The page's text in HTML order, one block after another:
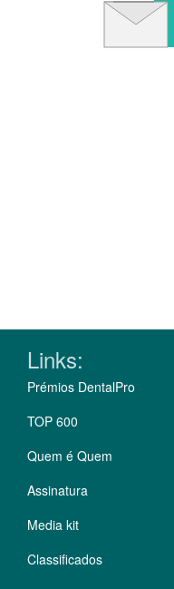
Links:
Prémios DentalPro
TOP 600
Quem é Quem
Assinatura
Media kit
Classificados